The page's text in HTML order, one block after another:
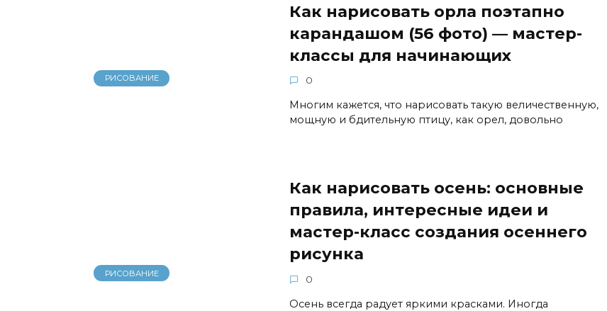
РИСОВАНИЕ
Как нарисовать орла поэтапно
карандашом (56 фото) — мастер-
классы для начинающих
0
Многим кажется, что нарисовать такую ​​величественную,
мощную и бдительную птицу, как орел, довольно
РИСОВАНИЕ
Как нарисовать осень: основные
правила, интересные идеи и
мастер-класс создания осеннего
рисунка
0
Осень всегда радует яркими красками. Иногда